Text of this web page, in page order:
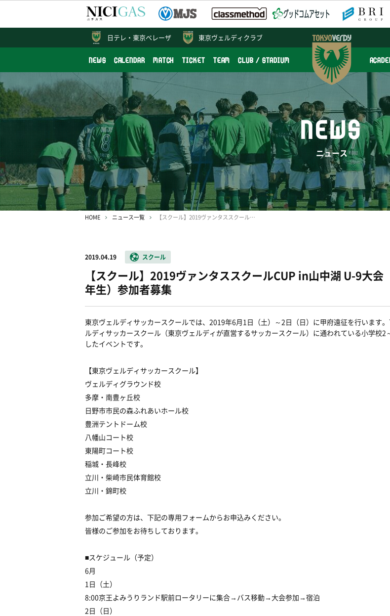
東京ヴェルディクラブ
NEWS CALENDAR MATCH TICKET TEAM CLUB / STADIUM
日テレ・ 東京ベレーザ
NEWS
ニュース
HOME ニュース一覧 【スクール】2019ヴァンタススクールCUP in山中湖 U-9大会（対象2～3年生）参加者募集
2019.04.19 スクール
【スクール】2019ヴァンタススクールCUP in山中湖 U-9大会
年生）参加者募集
東京ヴェルディサッカースクールでは、2019年6月1日（土）～2日（日）に甲府遠征を行います
ルディサッカースクール（東京ヴェルディが直営するサッカースクール）に通われている小学校2
したイベントです。
【東京ヴェルディサッカースクール】
ヴェルディグラウンド校
多摩・南豊ヶ丘校
日野市市民の森ふれあいホール校
豊洲テントドーム校
八幡山コート校
東陽町コート校
稲城・長峰校
立川・柴崎市民体育館校
立川・錦町校
参加ご希望の方は、下記の専用フォームからお申込みください。
皆様のご参加をお待ちしております。
■スケジュール（予定）
6月
1日（土）
8:00京王よみうりランド駅前ロータリーに集合→バス移動→大会参加→宿泊
2日（日）